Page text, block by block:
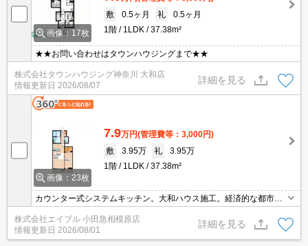
画像：17枚
敷
0.5ヶ月 礼
0.5ヶ月
1階
1LDK 37.38m²
★★お問い合わせはタウンハウジングまで★★
株式会社タウンハウジング神奈川 大和店
情報更新日 2026/08/07
詳細を見る
画像：23枚
7.9万円(管理費等：3,000円)
敷
3.95万 礼
3.95万
1階
1LDK 37.38m²
カウンター式システムキッチン。大和ハウス施工。経済的な都市ガ
ス使用。便利な宅配BOX。クローゼット付。浴室換気乾燥式。洗面
化粧台付き。保証会社加入要(初回保証料賃料の60%、月次保証料1.
5%)。
株式会社エイブル 小田急相模原店
情報更新日 2026/08/01
詳細を見る